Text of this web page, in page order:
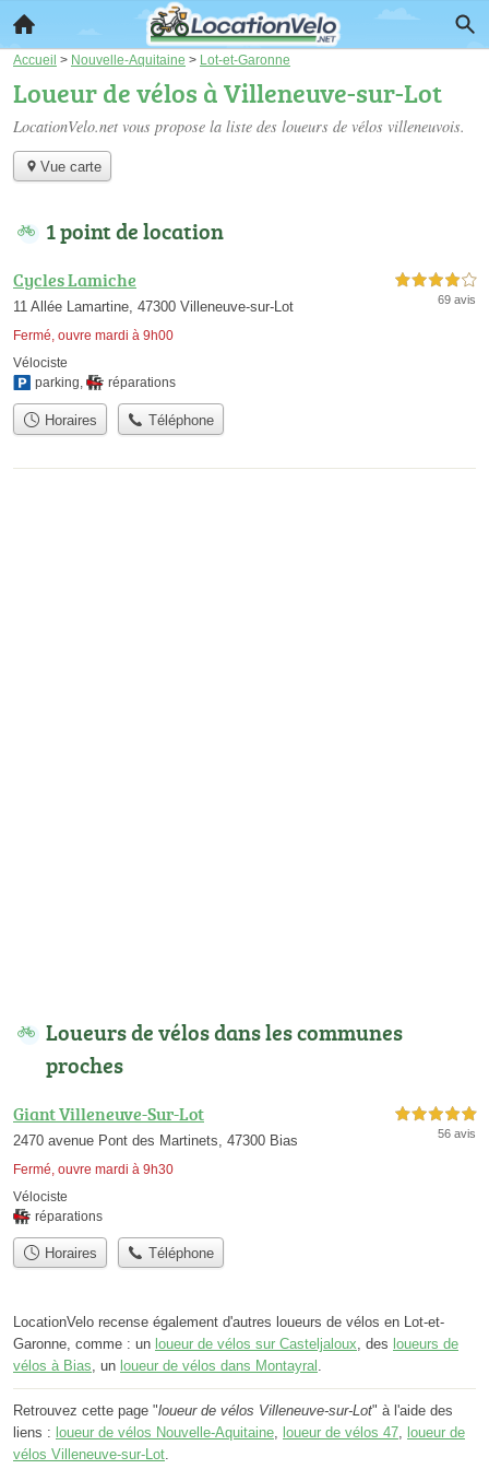
Accueil > Nouvelle-Aquitaine > Lot-et-Garonne
Loueur de vélos à Villeneuve-sur-Lot
LocationVelo.net vous propose la liste des loueurs de vélos villeneuvois.
Vue carte
1 point de location
Cycles Lamiche
11 Allée Lamartine, 47300 Villeneuve-sur-Lot
Fermé, ouvre mardi à 9h00
4,0 étoiles sur 5
69 avis
Vélociste
parking, réparations
Horaires Téléphone
Loueurs de vélos dans les communes
proches
Giant Villeneuve-Sur-Lot
2470 avenue Pont des Martinets, 47300 Bias
Fermé, ouvre mardi à 9h30
5,0 étoiles sur 5
56 avis
Vélociste
réparations
Horaires Téléphone
LocationVelo recense également d'autres loueurs de vélos en Lot-et-
Garonne, comme : un loueur de vélos sur Casteljaloux, des loueurs de
vélos à Bias, un loueur de vélos dans Montayral .
Retrouvez cette page "loueur de vélos Villeneuve-sur-Lot" à l'aide des
liens : loueur de vélos Nouvelle-Aquitaine, loueur de vélos 47, loueur de
vélos Villeneuve-sur-Lot.